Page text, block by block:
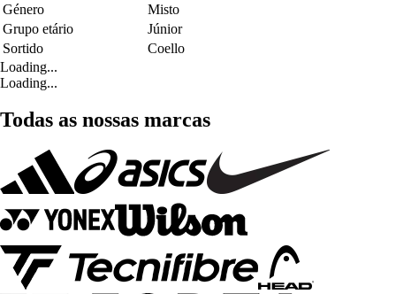
Género
Misto
Grupo etário
Júnior
Sortido
Coello
Loading...
Loading...
Todas as nossas marcas